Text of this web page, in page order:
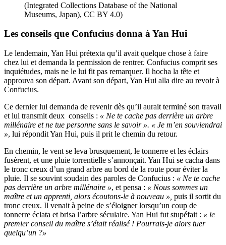
(Integrated Collections Database of the National
Museums, Japan), CC BY 4.0)
Les conseils que Confucius donna àYan Hui
Le lendemain, Yan Hui prétexta qu’il avait quelque chose à faire
chez lui et demanda la permission de rentrer. Confucius comprit ses
inquiétudes, mais ne le lui fit pas remarquer. Il hocha la tête et
approuva son départ. Avant son départ, Yan Hui alla dire au revoir à
Confucius.
Ce dernier lui demanda de revenir dès qu’il aurait terminé son travail
et lui transmit deux conseils : « Ne te cache pas derrière un arbre
millénaire et ne tue personne sans le savoir ». « Je m’en souviendrai
», lui répondit Yan Hui, puis il prit le chemin du retour.
En chemin, le vent se leva brusquement, le tonnerre et les éclairs
fusèrent, et une pluie torrentielle s’annonçait. Yan Hui se cacha dans
le tronc creux d’un grand arbre au bord de la route pour éviter la
pluie. Il se souvint soudain des paroles de Confucius : « Ne te cache
pas derrière un arbre millénaire », et pensa : « Nous sommes un
maître et un apprenti, alors écoutons-le à nouveau », puis il sortit du
tronc creux. Il venait à peine de s’éloigner lorsqu’un coup de
tonnerre éclata et brisa l’arbre séculaire. Yan Hui fut stupéfait : « le
premier conseil du maître s’était réalisé ! Pourrais-je alors tuer
quelqu’un ?»